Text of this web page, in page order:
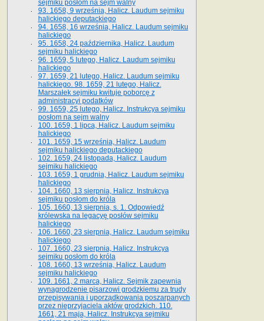
sejmiku posłom na sejm walny
93. 1658, 9 września, Halicz. Laudum sejmiku
halickiego deputackiego
94. 1658, 16 września, Halicz. Laudum sejmiku
halickiego
95. 1658, 24 października, Halicz. Laudum
sejmiku halickiego
96. 1659, 5 lutego, Halicz. Laudum sejmiku
halickiego
97. 1659, 21 lutego, Halicz. Laudum sejmiku
halickiego. 98. 1659, 21 lutego, Halicz.
Marszałek sejmiku kwituje poborcę z
administracyi podatków
99. 1659, 25 lutego, Halicz. Instrukcya sejmiku
posłom na sejm walny
100. 1659, 1 lipca, Halicz. Laudum sejmiku
halickiego
101. 1659, 15 września, Halicz. Laudum
sejmiku halickiego deputackiego
102. 1659, 24 listopada, Halicz. Laudum
sejmiku halickiego
103. 1659, 1 grudnia, Halicz. Laudum sejmiku
halickiego
104. 1660, 13 sierpnia, Halicz. Instrukcya
sejmiku posłom do króla
105. 1660, 13 sierpnia, s. 1. Odpowiedź
królewska na legacyę posłów sejmiku
halickiego
106. 1660, 23 sierpnia, Halicz. Laudum sejmiku
halickiego
107. 1660, 23 sierpnia, Halicz. Instrukcya
sejmiku posłom do króla
108. 1660, 13 września, Halicz. Laudum
sejmiku halickiego
109. 1661, 2 marca, Halicz. Sejmik zapewnia
wynagrodzenie pisarzowi grodzkiemu za trudy
przepisywania i uporządkowania poszarpanych
przez nieprzyjaciela aktów grodzkich. 110.
1661, 21 maja, Halicz. Instrukcya sejmiku